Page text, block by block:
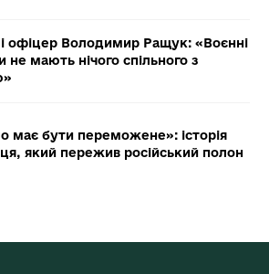
офіцер Володимир Ращук: «Воєнні
не мають нічого спільного з
має бути переможене»: історія
який пережив російський полон